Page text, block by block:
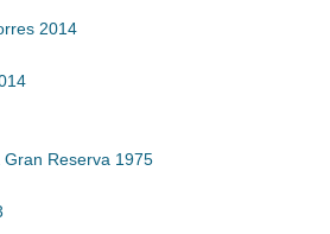
2014
Reserva 1975